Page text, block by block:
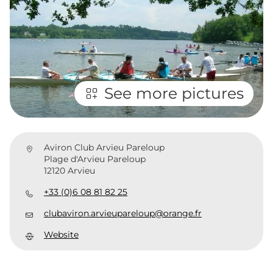
See more pictures
Aviron Club Arvieu Pareloup
Plage d'Arvieu Pareloup
12120 Arvieu
+33 (0)6 08 81 82 25
clubaviron.arvieupareloup@orange.fr
Website